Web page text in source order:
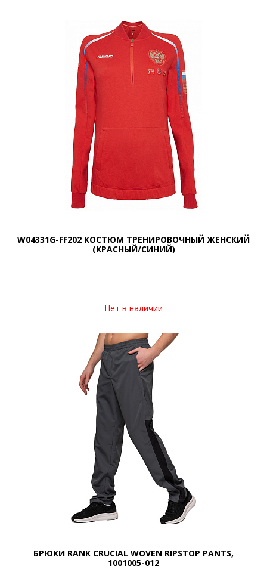
W04331G-FF202 КОСТЮМ ТРЕНИРОВОЧНЫЙ ЖЕНСКИЙ
(КРАСНЫЙ/СИНИЙ)
Нет в наличии
БРЮКИ RANK CRUCIAL WOVEN RIPSTOP PANTS,
1001005-012